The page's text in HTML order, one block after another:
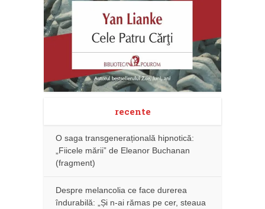
recente
O saga transgenerațională hipnotică:
„Fiicele mării” de Eleanor Buchanan
(fragment)
Despre melancolia ce face durerea
îndurabilă: „Și n-ai rămas pe cer, steaua